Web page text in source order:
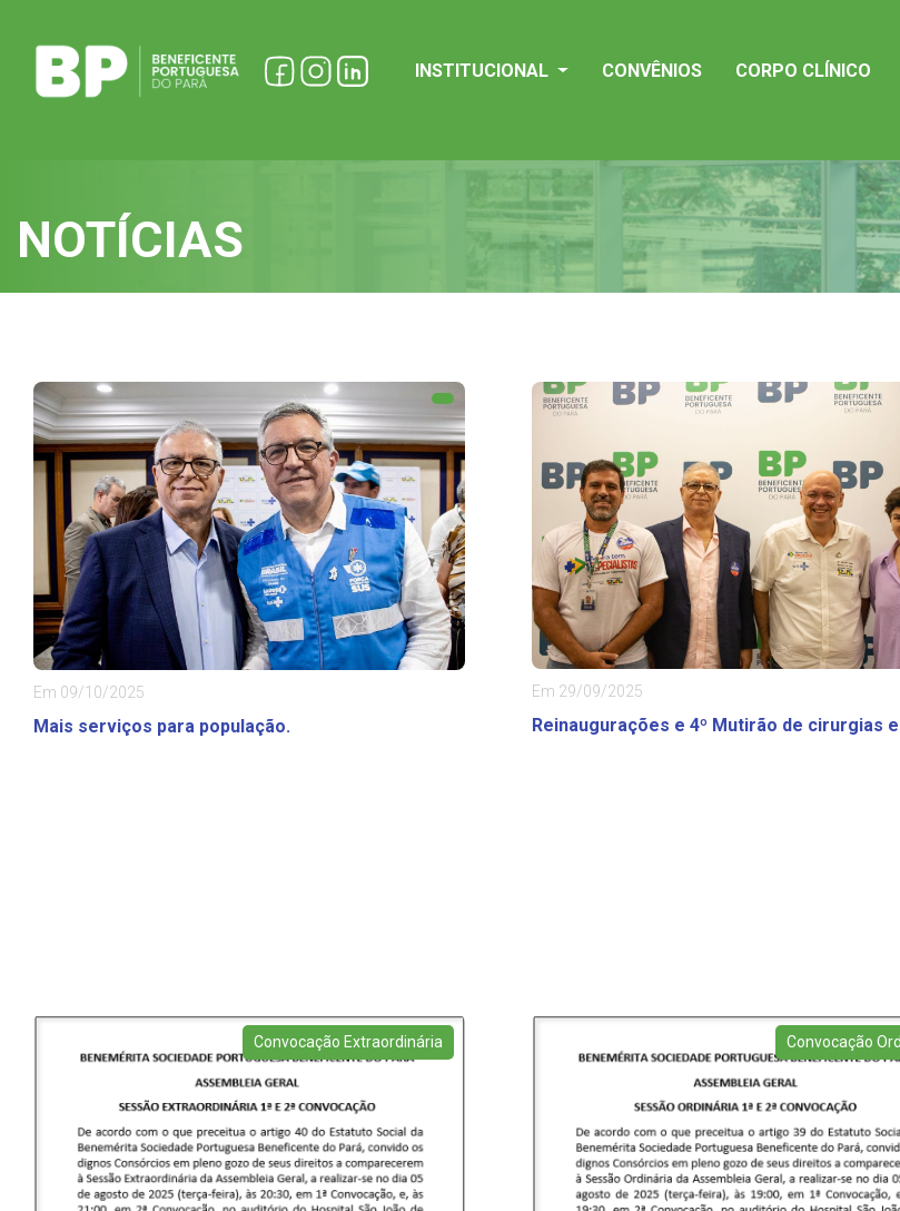
INSTITUCIONAL CONVÊNIOS CORPO CLÍNICO
NOTÍCIAS
Em 09/10/2025
Mais serviços para população.
Em 29/09/2025
Reinaugurações e 4º Mutirão de cirurgias
Convocação Extraordinária Convocação